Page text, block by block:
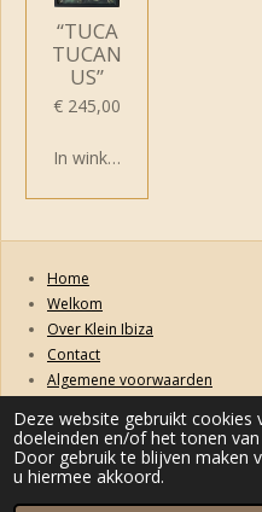
Deze website gebruikt cookies
doeleinden en/of het tonen
Door gebruik te blijven maken
u hiermee akkoord.
“TUCA
TUCAN
US”
€ 245,00
In winkelwagen
Home
Welkom
Over Klein Ibiza
Contact
Algemene voorwaarden
Privacybeleid
Levertijd & Verzendkosten